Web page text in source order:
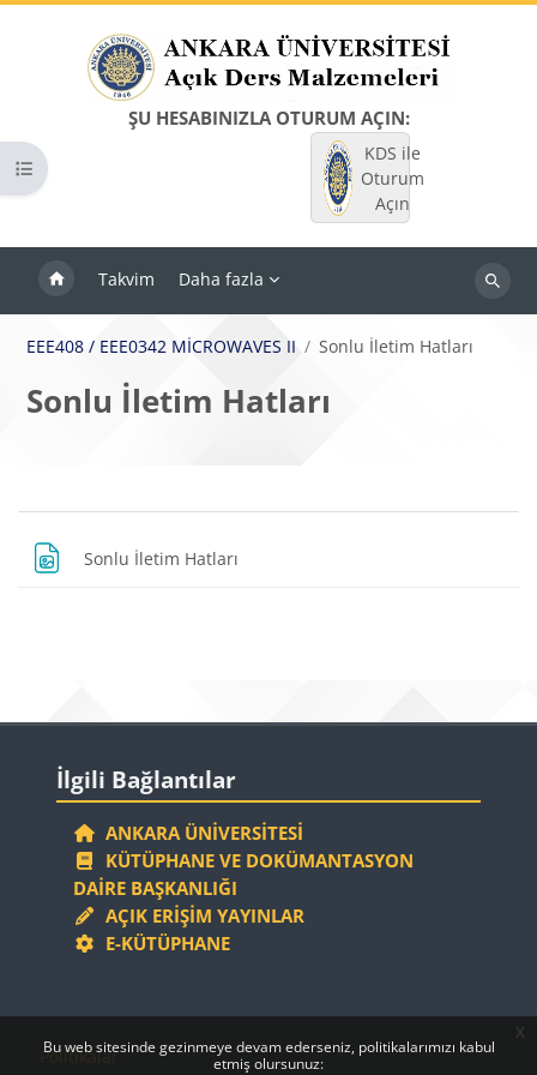
Bu web sitesinde gezinmeye devam ederseniz, politikalarımızı kabul
etmiş olursunuz:
x
ŞU HESABINIZLA OTURUM AÇIN:
KDS ile
Oturum
Açın
Takvim Daha fazla
Dersleri
Kurs dizinini aç
EEE408 / EEE0342 MİCROWAVES II Sonlu İletim Hatları
Sonlu İletim Hatları
Bloklar
Bölüm anahatları
Sonlu İletim Hatları
Bloklar
İlgili Bağlantılar
ANKARA ÜNIVERSITESI
KÜTÜPHANE VE DOKÜMANTASYON
DAIRE BAŞKANLIĞI
AÇIK ERIŞIM YAYINLAR
E-KÜTÜPHANE
Bloklar
Bloklar
Politikalar